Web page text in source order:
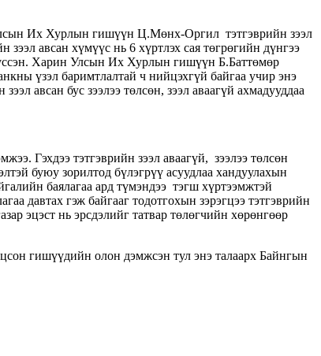
Их Хурлын гишүүн Ц.Мөнх-Оргил тэтгэврийн зээл
авсан хүмүүс нь 6 хүртлэх сая төгрөгийн дүнгээ
Харин Улсын Их Хурлын гишүүн Б.Баттөмөр
үзэл баримтлалтай ч нийцэхгүй байгаа учир энэ
авсан бус зээлээ төлсөн, зээл аваагүй ахмадууддаа
Гэхдээ тэтгэврийн зээл аваагүй, зээлээ төлсөн
буюу зорилтод бүлэгрүү асуудлаа хандуулахын
баялагаа ард түмэндээ тэгш хүртээмжтэй
давтах гэж байгааг тодотгохын зэрэгцээ тэтгэврийн
эцэст нь эрсдэлийг татвар төлөгчийн хөрөнгөөр
гишүүдийн олон дэмжсэн тул энэ талаарх Байнгын